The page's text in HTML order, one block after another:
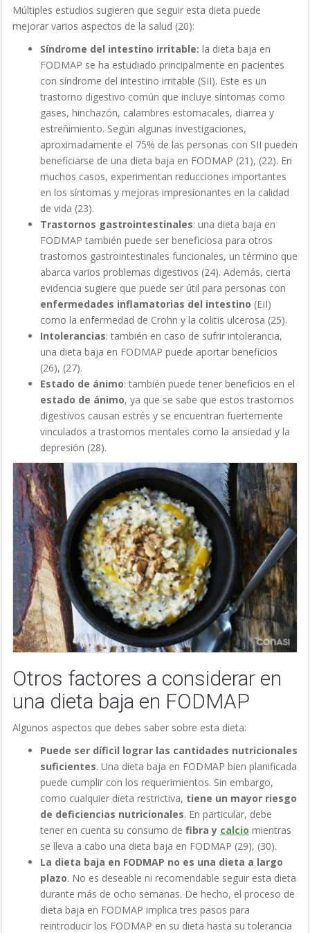
Múltiples estudios sugieren que seguir esta dieta puede
mejorar varios aspectos de la salud (20):
Síndrome del intestino irritable: la dieta baja en
FODMAP se ha estudiado principalmente en pacientes
con síndrome del intestino irritable (SII). Este es un
trastorno digestivo común que incluye síntomas como
gases, hinchazón, calambres estomacales, diarrea y
estreñimiento. Según algunas investigaciones,
aproximadamente el 75% de las personas con SII pueden
beneficiarse de una dieta baja en FODMAP (21), (22). En
muchos casos, experimentan reducciones importantes
en los síntomas y mejoras impresionantes en la calidad
de vida (23).
Trastornos gastrointestinales: una dieta baja en
FODMAP también puede ser beneficiosa para otros
trastornos gastrointestinales funcionales, un término que
abarca varios problemas digestivos (24). Además, cierta
evidencia sugiere que puede ser útil para personas con
enfermedades inflamatorias del intestino (EII)
como la enfermedad de Crohn y la colitis ulcerosa (25).
Intolerancias: también en caso de sufrir intolerancia,
una dieta baja en FODMAP puede aportar beneficios
(26), (27).
Estado de ánimo: también puede tener beneficios en el
estado de ánimo, ya que se sabe que estos trastornos
digestivos causan estrés y se encuentran fuertemente
vinculados a trastornos mentales como la ansiedad y la
depresión (28).
Otros factores a considerar en
una dieta baja en FODMAP
Algunos aspectos que debes saber sobre esta dieta:
Puede ser díficil lograr las cantidades nutricionales
suficientes. Una dieta baja en FODMAP bien planificada
puede cumplir con los requerimientos. Sin embargo,
como cualquier dieta restrictiva, tiene un mayor riesgo
de deficiencias nutricionales. En particular, debe
tener en cuenta su consumo de fibra y calcio mientras
se lleva a cabo una dieta baja en FODMAP (29), (30).
La dieta baja en FODMAP no es una dieta a largo
plazo. No es deseable ni recomendable seguir esta dieta
durante más de ocho semanas. De hecho, el proceso de
dieta baja en FODMAP implica tres pasos para
reintroducir los FODMAP en su dieta hasta su tolerancia